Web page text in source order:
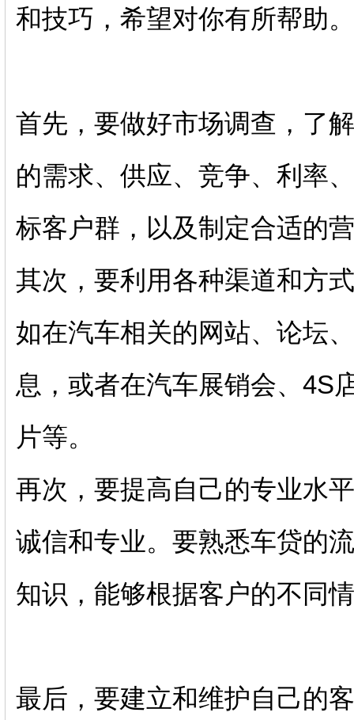
和技巧，希望对你有所帮助。
首先，要做好市场调查，了
的需求、供应、竞争、利率
标客户群，以及制定合
其次，要利用各种渠道和方
如在汽车相关的网站、论坛
息，或者在汽车展销会、4S
片等。
再次，要提高自己的专业水
诚信和专业。要熟悉车贷的
知识，能够根据客户的不同
最后，要建立和维护自己的